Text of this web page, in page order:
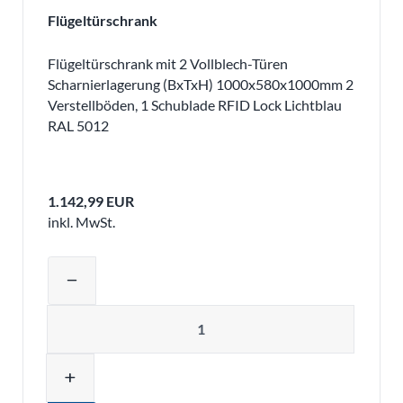
Flügeltürschrank
Flügeltürschrank mit 2 Vollblech-Türen
Scharnierlagerung (BxTxH) 1000x580x1000mm 2
Verstellböden, 1 Schublade RFID Lock Lichtblau
RAL 5012
1.142,99 EUR
inkl. MwSt.
remove
add